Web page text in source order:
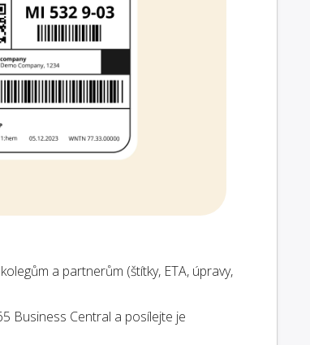
a partnerům (štítky, ETA, úpravy,
Business Central a posílejte je